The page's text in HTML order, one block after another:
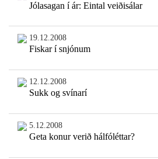
Jólasagan í ár: Eintal veiðisálar
19.12.2008
Fiskar í snjónum
12.12.2008
Sukk og svínarí
5.12.2008
Geta konur verið hálfóléttar?